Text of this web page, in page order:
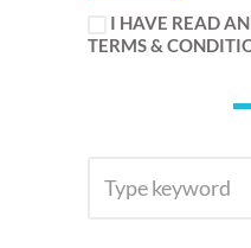
I HAVE READ
TERMS &
FOR: